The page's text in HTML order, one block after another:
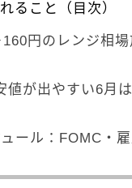
ること（目次）
160円のレンジ相
値が出やすい6月
ール：FOMC・